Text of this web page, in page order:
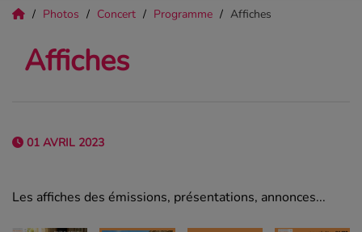
Photos Concert Programme Affiches
Affiches
01 AVRIL 2023
Les affiches des émissions, présentations, annonces...